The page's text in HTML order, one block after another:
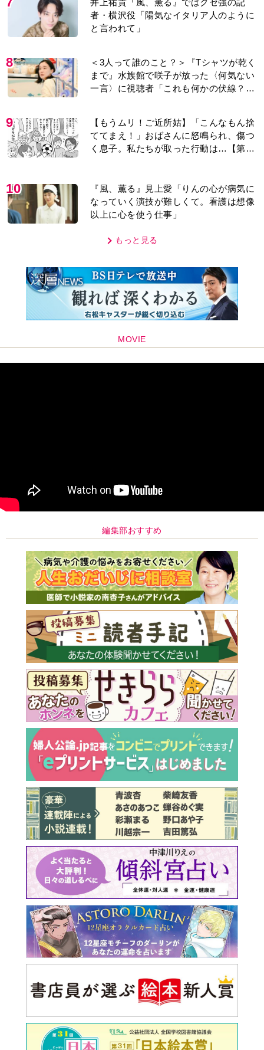
8
＜3人って誰のこと？＞『Tシャツが乾く
一言〉に視聴者「これも何かの伏線？」
「子どもの話だと…」
9
【もうムリ！ご近所姑】「こんなもん捨
く息子。私たちが取った行動は…【第3
話】
10
以上に心を使う仕事」
もっと見る
MOVIE